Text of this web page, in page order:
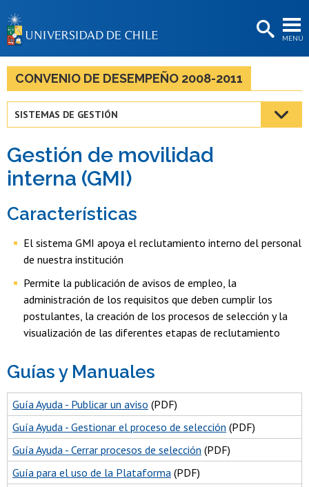
MENÚ
BIBLIOTECAS
LA UNIVERSIDAD
Estudiantes
Académicas/os
Funcionarias/os
Egresadas/os
CONVENIO DE DESEMPEÑO 2008-2011
SISTEMAS DE GESTIÓN
Gestión de movilidad
interna (GMI)
Características
El sistema GMI apoya el reclutamiento interno del personal
de nuestra institución
Permite la publicación de avisos de empleo, la
administración de los requisitos que deben cumplir los
postulantes, la creación de los procesos de selección y la
visualización de las diferentes etapas de reclutamiento
Guías y Manuales
Guía Ayuda - Publicar un aviso (PDF)
Guía Ayuda - Gestionar el proceso de selección (PDF)
Guía Ayuda - Cerrar procesos de selección (PDF)
Guía para el uso de la Plataforma (PDF)